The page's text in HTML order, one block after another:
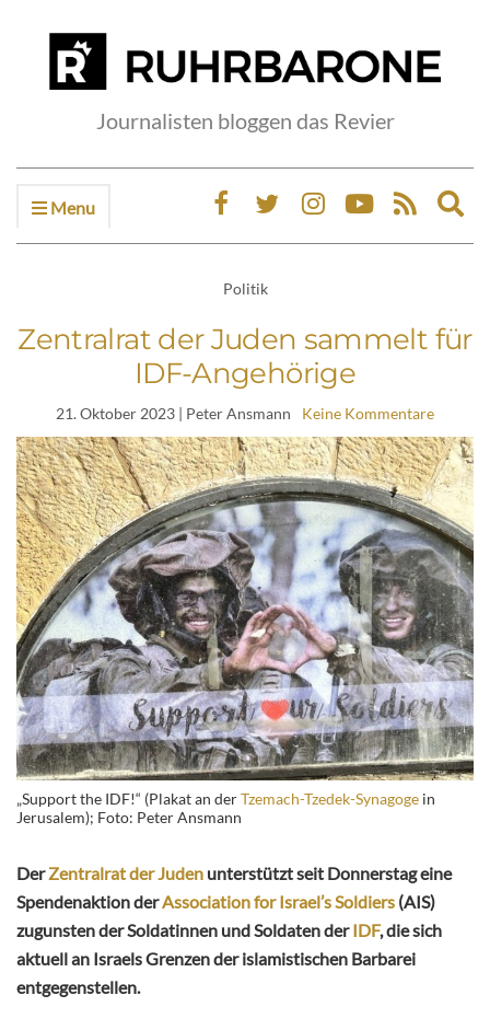
Journalisten bloggen das Revier
Menu
Politik
Zentralrat der Juden sammelt für
IDF-Angehörige
21. Oktober 2023 | Peter Ansmann Keine Kommentare
„Support the IDF!“ (Plakat an derTzemach-Tzedek-Synagoge in
Jerusalem); Foto: Peter Ansmann
DerZentralrat der Juden unterstützt seit Donnerstag eine
Spendenaktion derAssociation for Israel’s Soldiers (AIS)
zugunsten der Soldatinnen und Soldaten derIDF, die sich
aktuell an Israels Grenzen der islamistischen Barbarei
entgegenstellen.